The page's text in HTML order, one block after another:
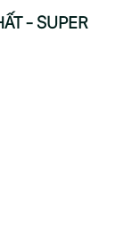
- SUPER